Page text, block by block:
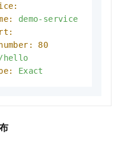
demo-service
80
/hello
Exact